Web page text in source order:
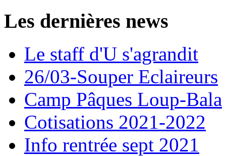
Les dernières news
Le staff d'U s'agrandit
26/03-Souper Eclaireurs
Camp Pâques Loup-Bala
Cotisations 2021-2022
Info rentrée sept 2021